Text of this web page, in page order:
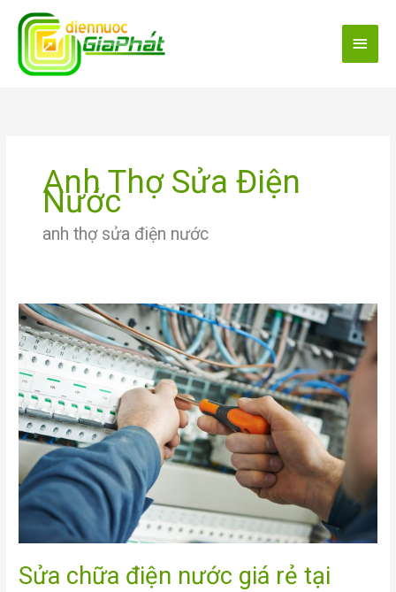
content
Main
Menu
Anh Thợ Sửa Điện
Nước
anh thợ sửa điện nước
Sửa chữa điện nước giá rẻ tại
Sửa
chữa
điện
nước
giá
rẻ
tại
Cần
Thơ